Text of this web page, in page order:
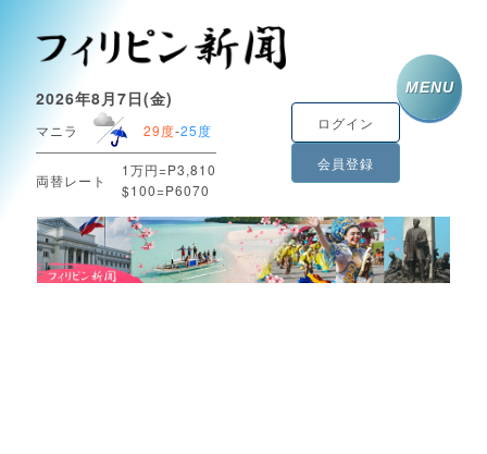
2026年8月7日(金)
マニラ 29度-25度
両替レート
1万円=P3,810
$100=P6070
ログイン
会員登録
MENU